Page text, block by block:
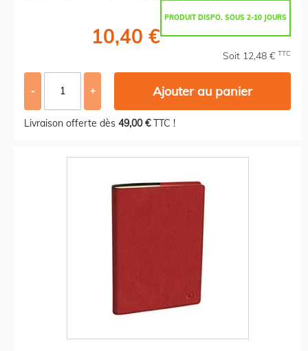
PRODUIT DISPO. SOUS 2-10 JOURS
10,40 €
Soit 12,48 € TTC
- + Ajouter au panier
Livraison offerte dès 49,00 €TTC !